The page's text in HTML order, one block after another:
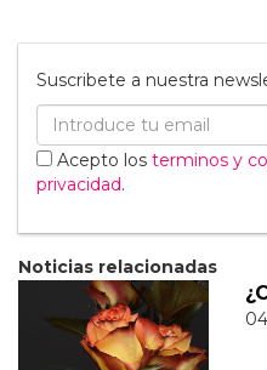
Suscribete a nuestra
Acepto los terminos y
privacidad.
Noticias relacionadas